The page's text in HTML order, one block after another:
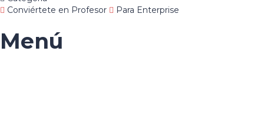
Conviértete en Profesor
Para Enterprise
Menú